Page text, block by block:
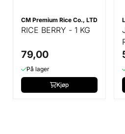
CM Premium Rice Co., LTD
RICE BERRY - 1 KG
79,00
På lager
Kjøp